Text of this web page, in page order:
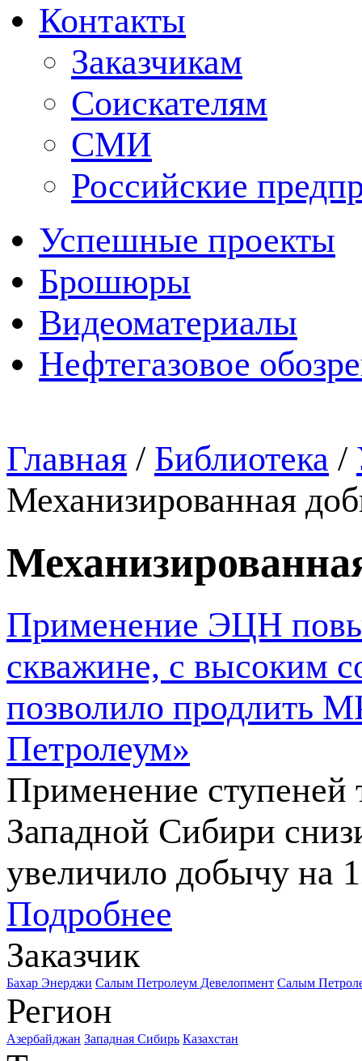
Контакты
Заказчикам
Соискателям
СМИ
Российские
Успешные проекты
Брошюры
Видеоматериалы
Нефтегазовое
Главная / Библиотека /
Механизированная
Применение ЭЦН
скважине, с высоким
позволило продлить
Петролеум»
Применение ступеней
Западной Сибири
увеличило добычу на
Подробнее
Заказчик
Бахар Энерджи Салым Петролеум Девелопмент Салым
Регион
Азербайджан Западная Сибирь Казахстан